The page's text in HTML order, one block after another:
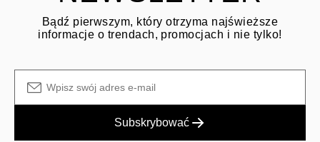
Bądź pierwszym, który otrzyma najświeższe
informacje o trendach, promocjach i nie tylko!
Subskrybować